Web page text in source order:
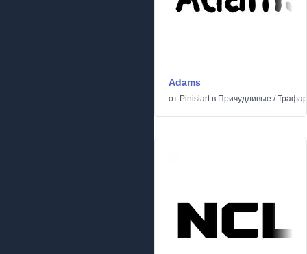
Adams
от Pinisiartв Причудливые /